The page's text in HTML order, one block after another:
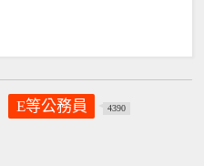
E等公務員 4390